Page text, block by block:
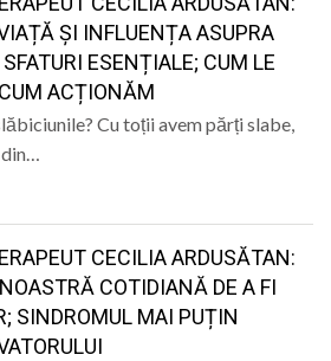
ȘI INFLUENȚA ASUPRA
ESENȚIALE; CUM LE
ACȚIONĂM
Cu toții avem părți slabe,
din…
CECILIA ARDUSĂTAN:
COTIDIANĂ DE A FI
SINDROMUL MAI PUȚIN